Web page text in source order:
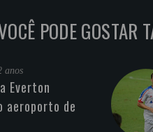
PODE GOSTAR
anos
Everton
aeroporto de